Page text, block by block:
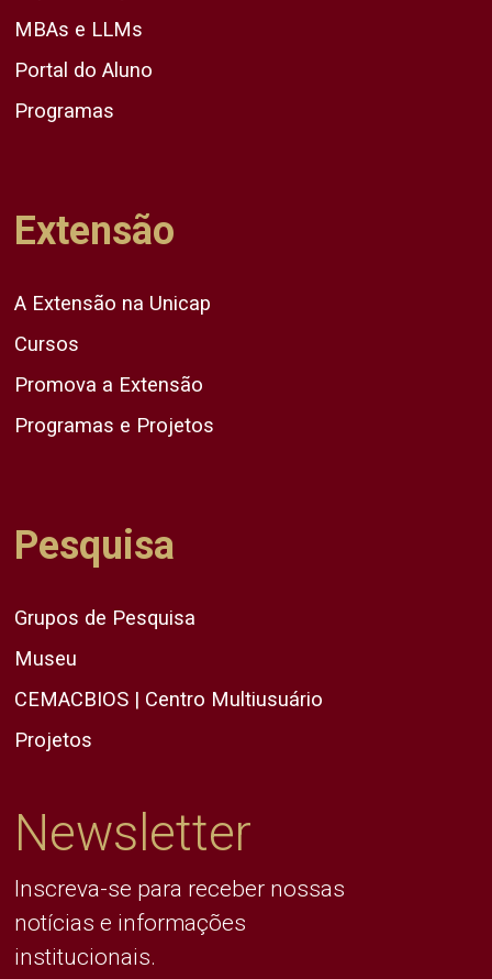
MBAs e LLMs
Portal do Aluno
Programas
Extensão
A Extensão na Unicap
Cursos
Promova a Extensão
Programas e Projetos
Pesquisa
Grupos de Pesquisa
Museu
CEMACBIOS | Centro Multiusuário
Projetos
Newsletter
Inscreva-se para receber nossas
notícias e informações
institucionais.